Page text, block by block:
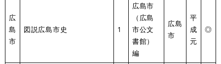
広
島
市
図説広島市史 1
広島市
（広島
市公文
書館）
編
広島
市
平
成
元
◎